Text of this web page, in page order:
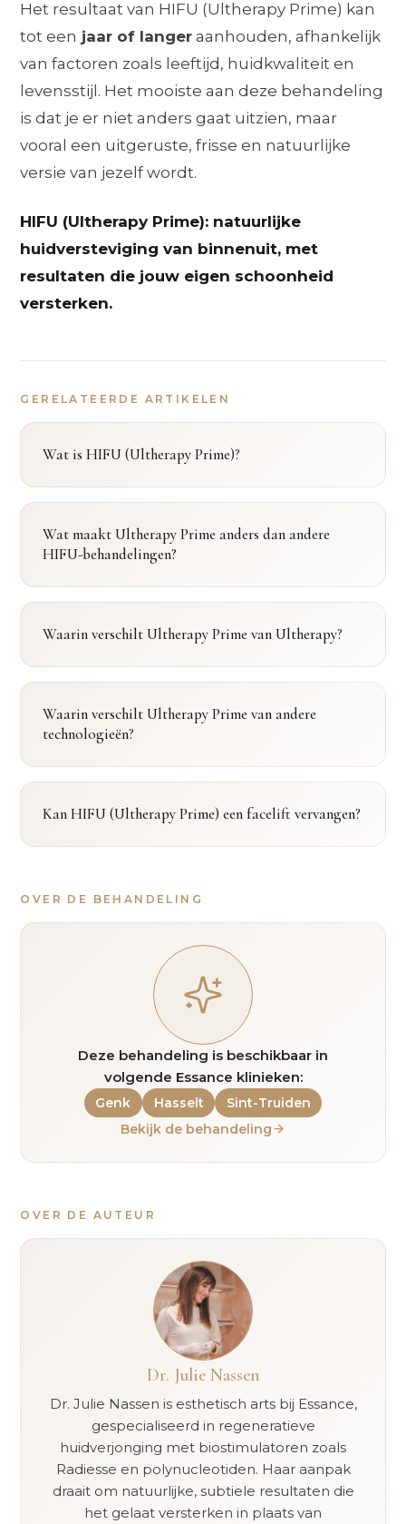
Het resultaat van HIFU (Ultherapy Prime) kan
tot een jaar of langer aanhouden, afhankelijk
van factoren zoals leeftijd, huidkwaliteit en
levensstijl. Het mooiste aan deze behandeling
is dat je er niet anders gaat uitzien, maar
vooral een uitgeruste, frisse en natuurlijke
versie van jezelf wordt.
HIFU (Ultherapy Prime): natuurlijke
huidversteviging van binnenuit, met
resultaten die jouw eigen schoonheid
versterken.
GERELATEERDE ARTIKELEN
Wat is HIFU (Ultherapy Prime)?
Wat maakt Ultherapy Prime anders dan andere
HIFU-behandelingen?
Waarin verschilt Ultherapy Prime van Ultherapy?
Waarin verschilt Ultherapy Prime van andere
technologieën?
Kan HIFU (Ultherapy Prime) een facelift vervangen?
OVER DE BEHANDELING
Deze behandeling is beschikbaar in
volgende Essance klinieken:
Genk Hasselt
Sint-Truiden
Bekijk de behandeling
OVER DE AUTEUR
Dr. Julie Nassen
Dr. Julie Nassen is esthetisch arts bij Essance,
gespecialiseerd in regeneratieve
huidverjonging met biostimulatoren zoals
Radiesse en polynucleotiden. Haar aanpak
draait om natuurlijke, subtiele resultaten die
het gelaat versterken in plaats van